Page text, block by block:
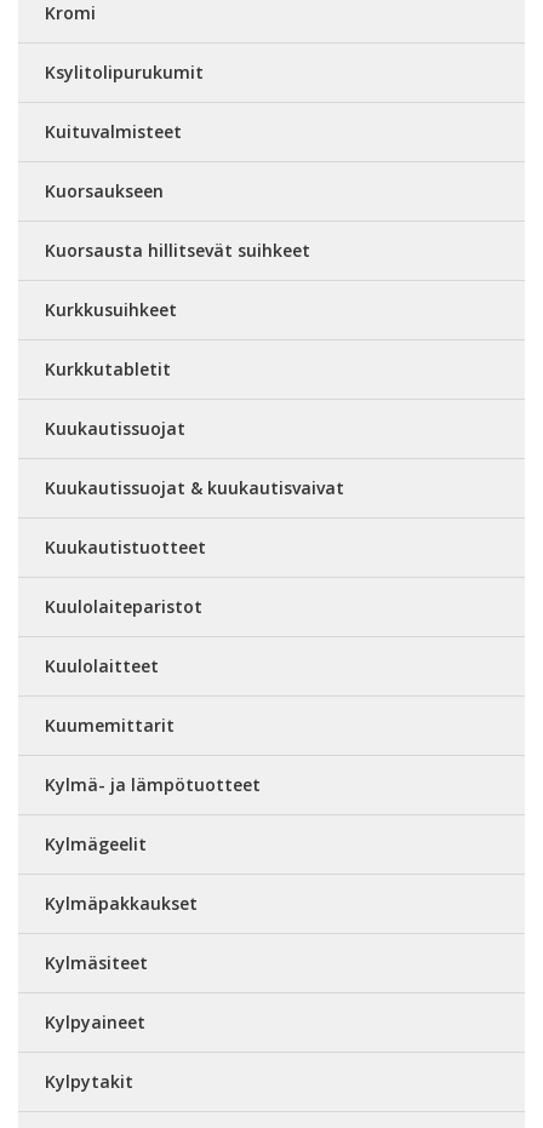
Kromi
Ksylitolipurukumit
Kuituvalmisteet
Kuorsaukseen
Kuorsausta hillitsevät suihkeet
Kurkkusuihkeet
Kurkkutabletit
Kuukautissuojat
Kuukautissuojat & kuukautisvaivat
Kuukautistuotteet
Kuulolaiteparistot
Kuulolaitteet
Kuumemittarit
Kylmä- ja lämpötuotteet
Kylmägeelit
Kylmäpakkaukset
Kylmäsiteet
Kylpyaineet
Kylpytakit